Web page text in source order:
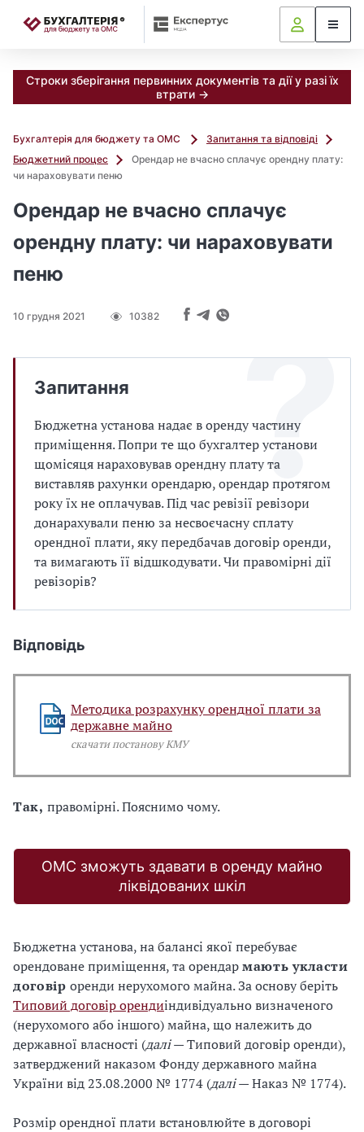
Строки зберігання первинних документів та дії у разі їх
втрати →
Бухгалтерія для бюджету та ОМС
Запитання та відповіді
Бюджетний процес
Орендар не вчасно сплачує орендну плату:
чи нараховувати пеню
Орендар не вчасно сплачує
орендну плату: чи нараховувати
пеню
10 грудня 2021 10382
Запитання
Бюджетна установа надає в оренду частину
приміщення. Попри те що бухгалтер установи
щомісяця нараховував орендну плату та
виставляв рахунки орендарю, орендар протягом
року їх не оплачував. Під час ревізії ревізори
донарахували пеню за несвоєчасну сплату
орендної плати, яку передбачав договір оренди,
та вимагають її відшкодувати. Чи правомірні дії
ревізорів?
Відповідь
Методика розрахунку орендної плати за
державне майно
скачати постанову КМУ
Так, правомірні. Пояснимо чому.
ОМС зможуть здавати в оренду майно
ліквідованих шкіл
Бюджетна установа, на балансі якої перебуває
орендоване приміщення, та орендармають укласти
договір оренди нерухомого майна. За основу беріть
Типовий договір орендиіндивідуально визначеного
(нерухомого або іншого) майна, що належить до
державної власності (далі— Типовий договір оренди),
затверджений наказом Фонду державного майна
України від 23.08.2000 № 1774 (далі— Наказ № 1774).
Розмір орендної плати встановлюйте в договорі